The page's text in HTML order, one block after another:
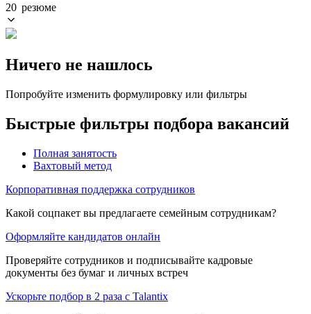
20 резюме
Ничего не нашлось
Попробуйте изменить формулировку или фильтры
Быстрые фильтры подбора вакансий
Полная занятость
Вахтовый метод
Корпоративная поддержка сотрудников
Какой соцпакет вы предлагаете семейным сотрудникам?
Оформляйте кандидатов онлайн
Проверяйте сотрудников и подписывайте кадровые
документы без бумаг и личных встреч
Ускорьте подбор в 2 раза с Talantix